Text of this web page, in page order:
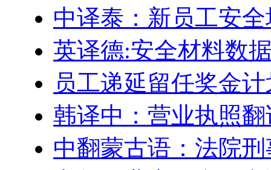
中译泰：新员工安
英译德:安全材料数
员工递延留任奖金计
韩译中：营业执照翻
中翻蒙古语：法院